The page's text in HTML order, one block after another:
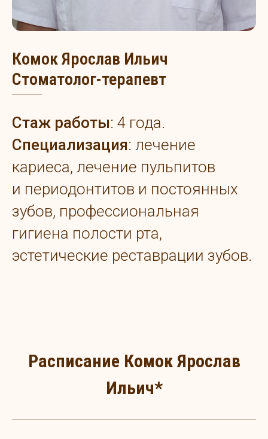
Комок Ярослав Ильич
Стоматолог-терапевт
Стаж работы: 4 года.
Специализация: лечение
кариеса, лечение пульпитов
и периодонтитов и постоянных
зубов, профессиональная
гигиена полости рта,
эстетические реставрации зубов.
Расписание Комок Ярослав
Ильич*